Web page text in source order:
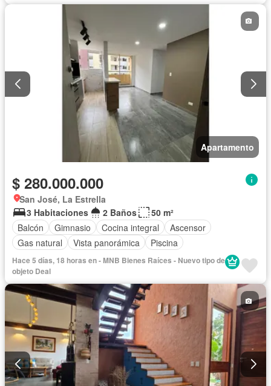
Apartamento
$ 280.000.000
San José, La Estrella
3 Habitaciones
2 Baños
50 m²
Balcón
Gimnasio Cocina integral
Ascensor
Gas natural
Vista panorámica Piscina
Hace 5 días, 18 horas en - MNB Bienes Raíces - Nuevo tipo de
objeto Deal